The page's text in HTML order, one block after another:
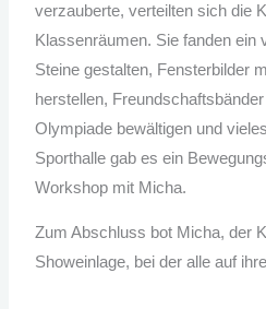
verzauberte, verteilten sich die
Klassenräumen. Sie fanden ein
Steine gestalten, Fensterbilder
herstellen,
Olympiade bewältigen und
Sporthalle gab es ein
Workshop mit Micha.
Zum Abschluss bot Micha, der
Showeinlage, bei der alle auf